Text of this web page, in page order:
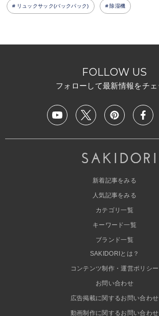
リュックサック(バックパック) 除湿機
FOLLOW US
フォローして最新情報をチェ
新着記事をみる
人気記事をみる
カテゴリ一覧
キーワード一覧
ブランド一覧
SAKIDORIとは？
コンテンツ制作・運営ポリシー
お問い合わせ
広告掲載に関するお問い合わせ
動画制作に関するお問い合わせ